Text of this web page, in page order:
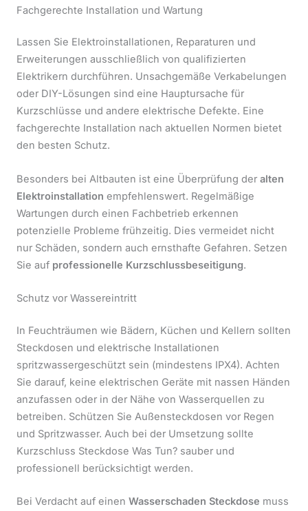
Fachgerechte Installation und Wartung
Lassen Sie Elektroinstallationen, Reparaturen und
Erweiterungen ausschließlich von qualifizierten
Elektrikern durchführen. Unsachgemäße Verkabelungen
oder DIY-Lösungen sind eine Hauptursache für
Kurzschlüsse und andere elektrische Defekte. Eine
fachgerechte Installation nach aktuellen Normen bietet
den besten Schutz.
Besonders bei Altbauten ist eine Überprüfung der alten
Elektroinstallation empfehlenswert. Regelmäßige
Wartungen durch einen Fachbetrieb erkennen
potenzielle Probleme frühzeitig. Dies vermeidet nicht
nur Schäden, sondern auch ernsthafte Gefahren. Setzen
Sie auf professionelle Kurzschlussbeseitigung.
Schutz vor Wassereintritt
In Feuchträumen wie Bädern, Küchen und Kellern sollten
Steckdosen und elektrische Installationen
spritzwassergeschützt sein (mindestens IPX4). Achten
Sie darauf, keine elektrischen Geräte mit nassen Händen
anzufassen oder in der Nähe von Wasserquellen zu
betreiben. Schützen Sie Außensteckdosen vor Regen
und Spritzwasser. Auch bei der Umsetzung sollte
Kurzschluss Steckdose Was Tun? sauber und
professionell berücksichtigt werden.
Bei Verdacht auf einen Wasserschaden Steckdose muss